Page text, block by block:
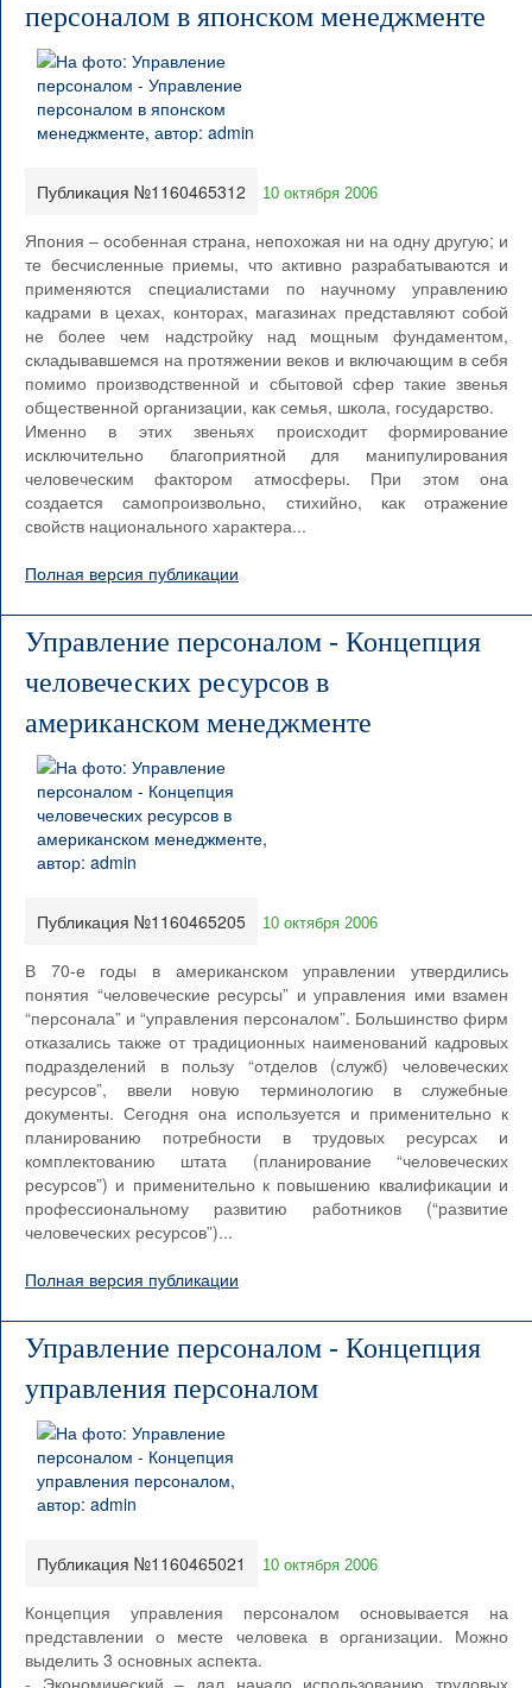
персоналом в японском менеджменте
Публикация №1160465312 10 октября 2006
Япония – особенная страна, непохожая ни на одну другую; и
те бесчисленные приемы, что активно разрабатываются и
применяются специалистами по научному управлению
кадрами в цехах, конторах, магазинах представляют собой
не более чем надстройку над мощным фундаментом,
складывавшемся на протяжении веков и включающим в себя
помимо производственной и сбытовой сфер такие звенья
общественной организации, как семья, школа, государство.
Именно в этих звеньях происходит формирование
исключительно благоприятной для манипулирования
человеческим фактором атмосферы. При этом она
создается самопроизвольно, стихийно, как отражение
свойств национального характера...
Полная версия публикации
Управление персоналом - Концепция
человеческих ресурсов в
американском менеджменте
Публикация №1160465205 10 октября 2006
В 70-е годы в американском управлении утвердились
понятия “человеческие ресурсы” и управления ими взамен
“персонала” и “управления персоналом”. Большинство фирм
отказались также от традиционных наименований кадровых
подразделений в пользу “отделов (служб) человеческих
ресурсов”, ввели новую терминологию в служебные
документы. Сегодня она используется и применительно к
планированию потребности в трудовых ресурсах и
комплектованию штата (планирование “человеческих
ресурсов”) и применительно к повышению квалификации и
профессиональному развитию работников (“развитие
человеческих ресурсов”)...
Полная версия публикации
Управление персоналом - Концепция
управления персоналом
Публикация №1160465021 10 октября 2006
Концепция управления персоналом основывается на
представлении о месте человека в организации. Можно
выделить 3 основных аспекта.